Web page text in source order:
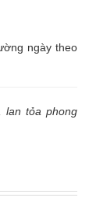
ngày theo
lan tỏa phong